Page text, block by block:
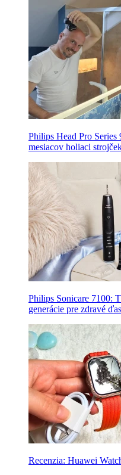
Philips Head Pro
mesiacov holiaci
Philips Sonicare 7100:
generácie pre zdravé
Recenzia: Huawei